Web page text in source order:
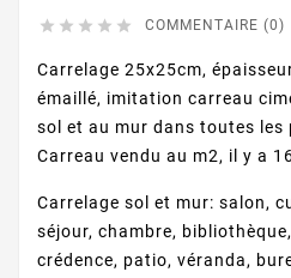
     COMMENTAIRE (0)
Carrelage 25x25cm,
émaillé, imitation carreau
sol et au mur dans toutes les
Carreau vendu au m2, il y a
Carrelage sol et mur: salon,
séjour, chambre,
crédence, patio, véranda,